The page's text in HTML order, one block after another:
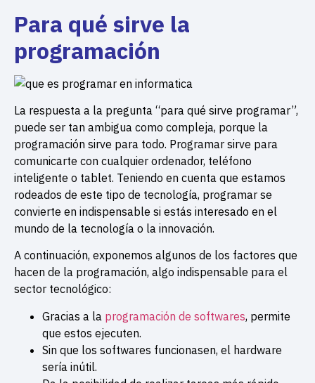
Para qué sirve la
programación
La respuesta a la pregunta “para qué sirve programar”,
puede ser tan ambigua como compleja, porque la
programación sirve para todo. Programar sirve para
comunicarte con cualquier ordenador, teléfono
inteligente o tablet. Teniendo en cuenta que estamos
rodeados de este tipo de tecnología, programar se
convierte en indispensable si estás interesado en el
mundo de la tecnología o la innovación.
A continuación, exponemos algunos de los factores que
hacen de la programación, algo indispensable para el
sector tecnológico:
Gracias a la programación de softwares, permite
que estos ejecuten.
Sin que los softwares funcionasen, el hardware
sería inútil.